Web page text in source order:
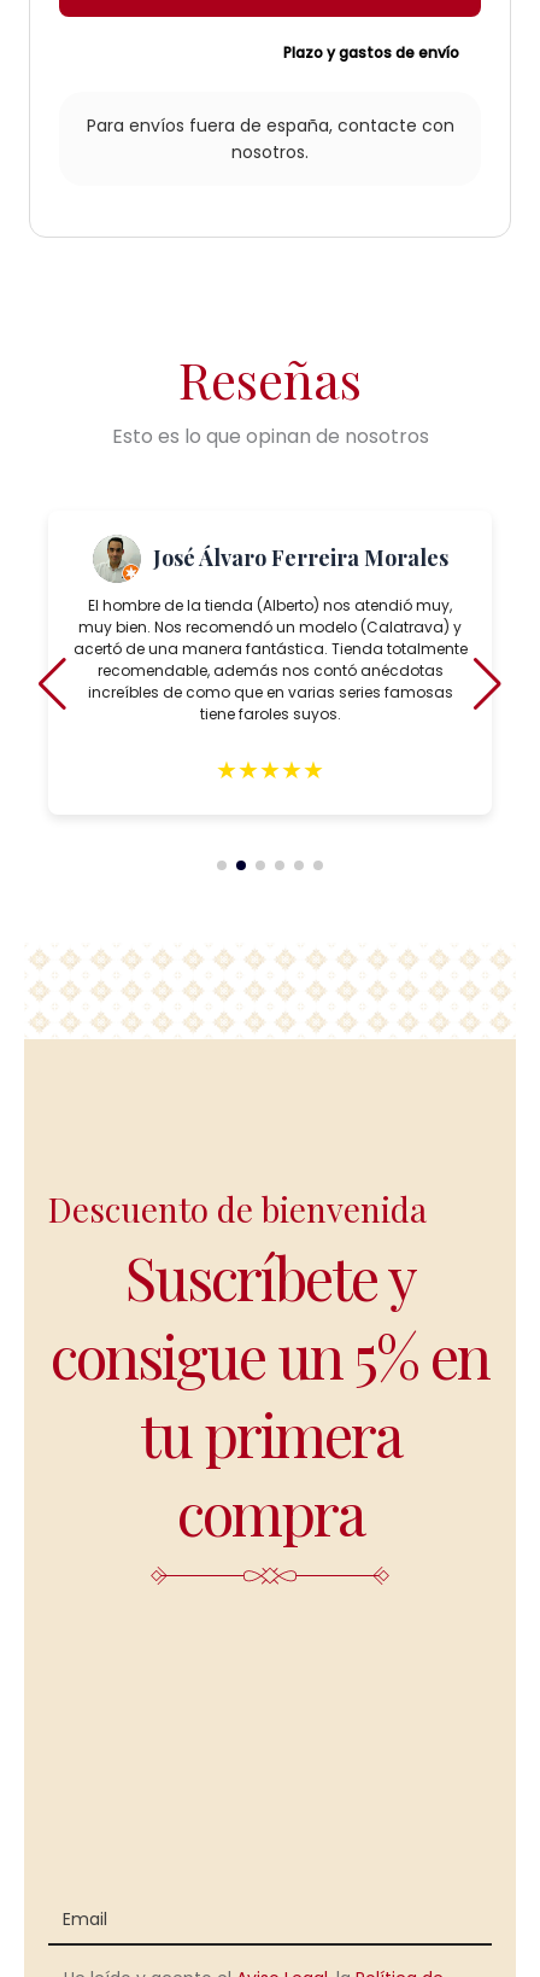
cantidad
Plazo y gastos de envío
Para envíos fuera de españa, contacte con
nosotros.
Reseñas
Esto es lo que opinan de nosotros
José Álvaro Ferreira Morales
El hombre de la tienda (Alberto) nos atendió muy,
muy bien. Nos recomendó un modelo (Calatrava) y
acertó de una manera fantástica. Tienda totalmente
recomendable, además nos contó anécdotas
increíbles de como que en varias series famosas
tiene faroles suyos.
★★★★★
Descuento de bienvenida
Suscríbete y
consigue un 5% en
tu primera
compra